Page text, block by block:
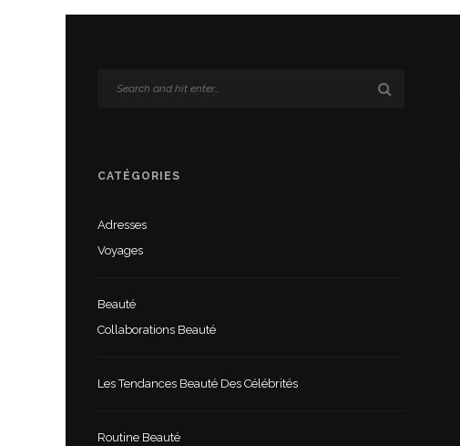
CATÉGORIES
Adresses
Voyages
Beauté
Collaborations Beauté
Les Tendances Beauté Des Célébrités
Routine Beauté